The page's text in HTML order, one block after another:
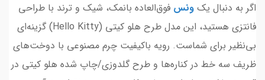
اگر به دنبال یک ونس فوق‌العاده بانمک، شیک و ترند با طراحی
فانتزی هستید، این مدل طرح هلو کیتی (Hello Kitty) گزینه‌ای
بی‌نظیر برای شماست. رویه باکیفیت چرم مصنوعی با دوخت‌های
ظریف سه خط در کناره‌ها و طرح گلدوزی/چاپ شده هلو کیتی در